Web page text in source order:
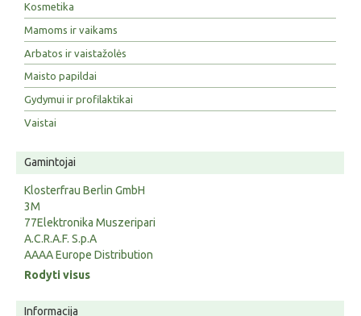
Kosmetika
Mamoms ir vaikams
Arbatos ir vaistažolės
Maisto papildai
Gydymui ir profilaktikai
Vaistai
Gamintojai
Klosterfrau Berlin GmbH
3M
77Elektronika Muszeripari
A.C.R.A.F. S.p.A
AAAA Europe Distribution
Rodyti visus
Informacija